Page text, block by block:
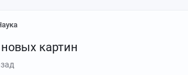
Сердце (IC 1805) на заказ.
картин